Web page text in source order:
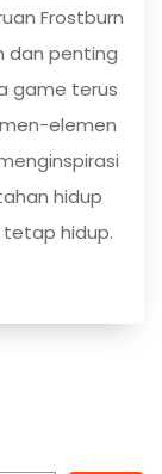
Frostburn
dan penting
game terus
elemen
hidup
hidup.